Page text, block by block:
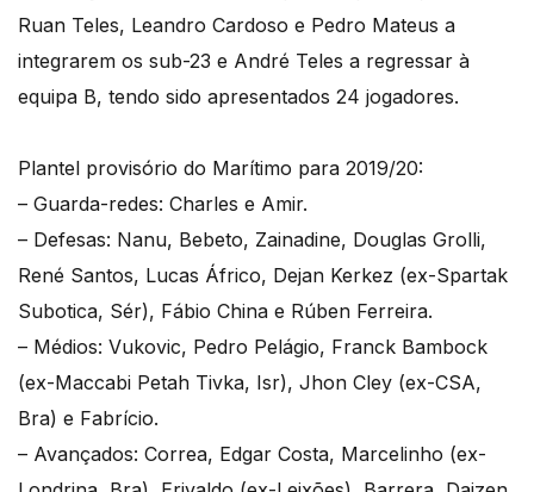
Ruan Teles, Leandro Cardoso e Pedro Mateus a
integrarem os sub-23 e André Teles a regressar à
equipa B, tendo sido apresentados 24 jogadores.
Plantel provisório do Marítimo para 2019/20:
– Guarda-redes: Charles e Amir.
– Defesas: Nanu, Bebeto, Zainadine, Douglas Grolli,
René Santos, Lucas Áfrico, Dejan Kerkez (ex-Spartak
Subotica, Sér), Fábio China e Rúben Ferreira.
– Médios: Vukovic, Pedro Pelágio, Franck Bambock
(ex-Maccabi Petah Tivka, Isr), Jhon Cley (ex-CSA,
Bra) e Fabrício.
– Avançados: Correa, Edgar Costa, Marcelinho (ex-